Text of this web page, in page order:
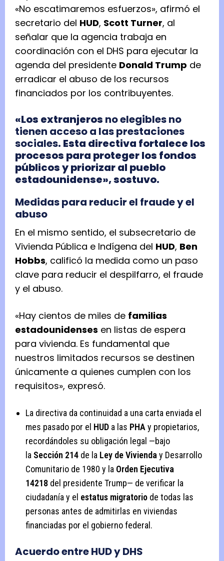
«No escatimaremos esfuerzos», afirmó el
secretario del HUD, Scott Turner, al
señalar que la agencia trabaja en
coordinación con el DHS para ejecutar la
agenda del presidente Donald Trump de
erradicar el abuso de los recursos
financiados por los contribuyentes.
«Los extranjeros no elegibles no
tienen acceso a las prestaciones
sociales. Esta directiva fortalece los
procesos para proteger los fondos
públicos y priorizar al pueblo
estadounidense», sostuvo.
Medidas para reducir el fraude y el
abuso
En el mismo sentido, el subsecretario de
Vivienda Pública e Indígena del HUD, Ben
Hobbs, calificó la medida como un paso
clave para reducir el despilfarro, el fraude
y el abuso.
«Hay cientos de miles de familias
estadounidenses en listas de espera
para vivienda. Es fundamental que
nuestros limitados recursos se destinen
únicamente a quienes cumplen con los
requisitos», expresó.
La directiva da continuidad a una carta enviada el
mes pasado por el HUD a las PHA y propietarios,
recordándoles su obligación legal —bajo
la Sección 214 de la Ley de Vivienda y Desarrollo
Comunitario de 1980 y la Orden Ejecutiva
14218 del presidente Trump— de verificar la
ciudadanía y el estatus migratorio de todas las
personas antes de admitirlas en viviendas
financiadas por el gobierno federal.
Acuerdo entre HUD y DHS